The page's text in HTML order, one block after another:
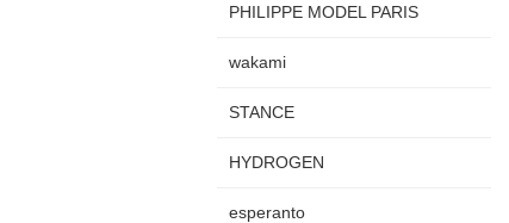
PHILIPPE MODEL PARIS
wakami
STANCE
HYDROGEN
esperanto